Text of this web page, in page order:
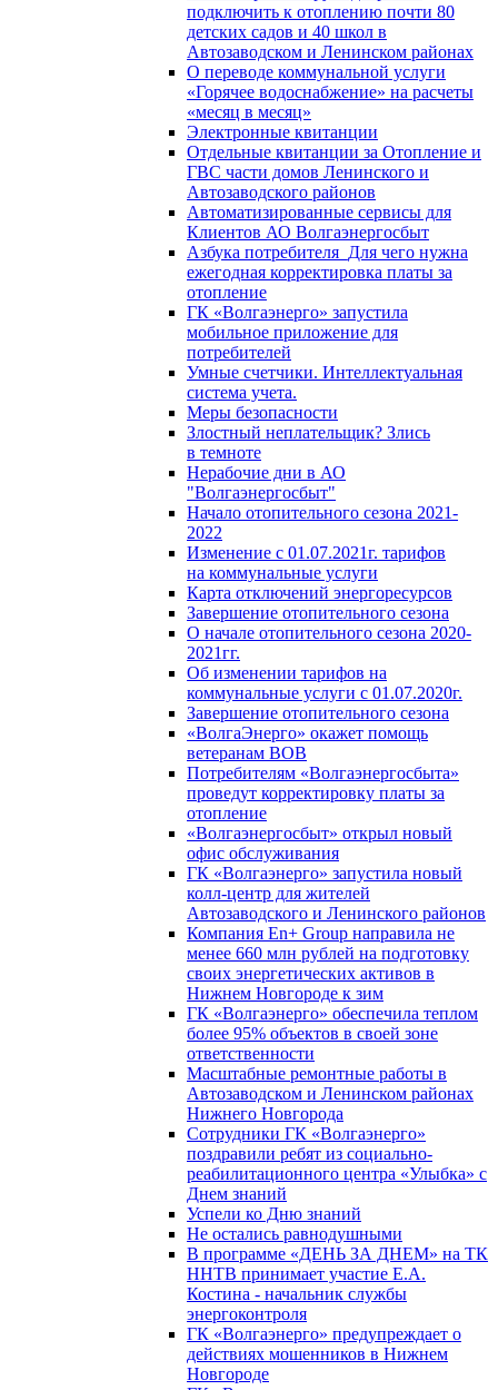
подключить к отоплению почти 80
детских садов и 40 школ в
Автозаводском и Ленинском районах
О переводе коммунальной услуги
«Горячее водоснабжение» на расчеты
«месяц в месяц»
Электронные квитанции
Отдельные квитанции за Отопление и
ГВС части домов Ленинского и
Автозаводского районов
Автоматизированные сервисы для
Клиентов АО Волгаэнергосбыт
Азбука потребителя_Для чего нужна
ежегодная корректировка платы за
отопление
ГК «Волгаэнерго» запустила
мобильное приложение для
потребителей
Умные счетчики. Интеллектуальная
система учета.
Меры безопасности
Злостный неплательщик? Злись
в темноте
Нерабочие дни в АО
"Волгаэнергосбыт"
Начало отопительного сезона 2021-
2022
Изменение с 01.07.2021г. тарифов
на коммунальные услуги
Карта отключений энергоресурсов
Завершение отопительного сезона
О начале отопительного сезона 2020-
2021гг.
Об изменении тарифов на
коммунальные услуги с 01.07.2020г.
Завершение отопительного сезона
«ВолгаЭнерго» окажет помощь
ветеранам ВОВ
Потребителям «Волгаэнергосбыта»
проведут корректировку платы за
отопление
«Волгаэнергосбыт» открыл новый
офис обслуживания
ГК «Волгаэнерго» запустила новый
колл-центр для жителей
Автозаводского и Ленинского районов
Компания En+ Group направила не
менее 660 млн рублей на подготовку
своих энергетических активов в
Нижнем Новгороде к зим
ГК «Волгаэнерго» обеспечила теплом
более 95% объектов в своей зоне
ответственности
Масштабные ремонтные работы в
Автозаводском и Ленинском районах
Нижнего Новгорода
Сотрудники ГК «Волгаэнерго»
поздравили ребят из социально-
реабилитационного центра «Улыбка» с
Днем знаний
Успели ко Дню знаний
Не остались равнодушными
В программе «ДЕНЬ ЗА ДНЕМ» на ТК
ННТВ принимает участие Е.А.
Костина - начальник службы
энергоконтроля
ГК «Волгаэнерго» предупреждает о
действиях мошенников в Нижнем
Новгороде